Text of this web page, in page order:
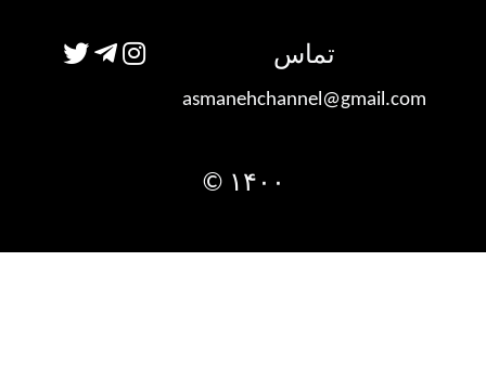
تماس
asmanehchannel@gmail.com
۱۴۰۰ ©